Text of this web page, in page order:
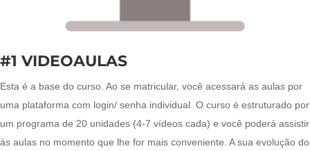
#1 VIDEOAULAS
Esta é a base do curso. Ao se matricular, você acessará as aulas por
uma plataforma com login/ senha individual. O curso é estruturado por
um programa de 20 unidades (4-7 vídeos cada) e você poderá assistir
às aulas no momento que lhe for mais conveniente. A sua evolução do